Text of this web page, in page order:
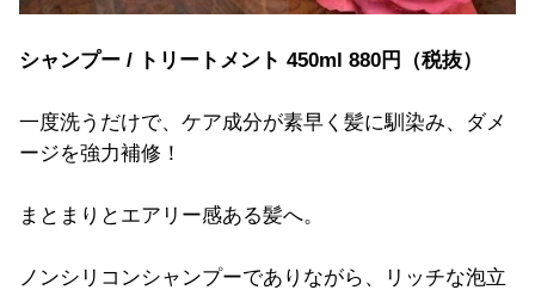
シャンプー / トリートメント 450ml 880円（税抜）
一度洗うだけで、ケア成分が素早く髪に馴染み、ダメ
ージを強力補修！
まとまりとエアリー感ある髪へ。
ノンシリコンシャンプーでありながら、リッチな泡立